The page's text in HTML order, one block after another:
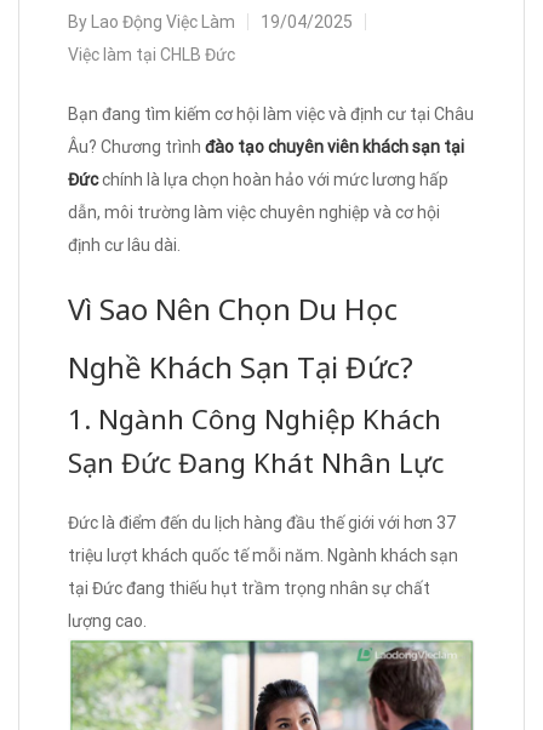
By Lao Động Việc Làm
19/04/2025
Việc làm tại CHLB Đức
Bạn đang tìm kiếm cơ hội làm việc và định cư tại Châu
Âu? Chương trình đào tạo chuyên viên khách sạn tại
Đứcchính là lựa chọn hoàn hảo với mức lương hấp
dẫn, môi trường làm việc chuyên nghiệp và cơ hội
định cư lâu dài.
Vì Sao Nên Chọn Du Học
Nghề Khách Sạn Tại Đức?
1. Ngành Công Nghiệp Khách
Sạn Đức Đang Khát Nhân Lực
Đức là điểm đến du lịch hàng đầu thế giới với hơn 37
triệu lượt khách quốc tế mỗi năm. Ngành khách sạn
tại Đức đang thiếu hụt trầm trọng nhân sự chất
lượng cao.